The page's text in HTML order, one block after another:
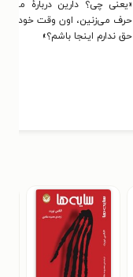
«یعنی چی؟ دارین دربارهٔ من
حرف می‌زنین، اون وقت خودم
حق ندارم اینجا باشم؟»